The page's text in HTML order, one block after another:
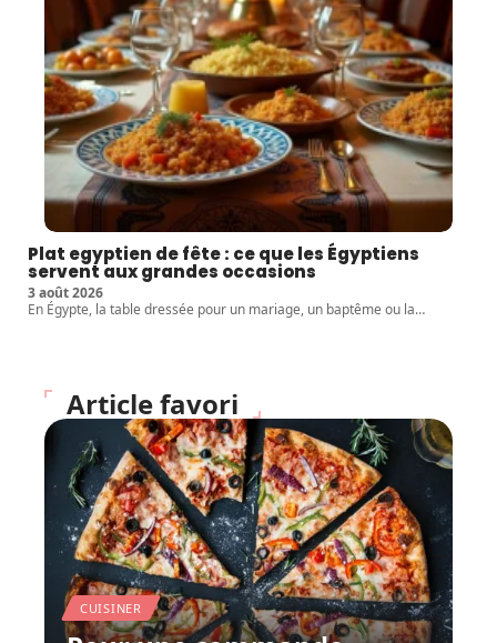
Plat egyptien de fête : ce que les Égyptiens
servent aux grandes occasions
3 août 2026
En Égypte, la table dressée pour un mariage, un baptême ou la…
Article favori
CUISINER